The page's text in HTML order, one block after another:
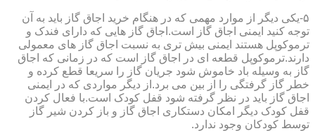
۵-یکی دیگر از موارد مهمی که در هنگام خرید اجاق گاز باید به آن
توجه کنید ایمنی اجاق گاز است.اجاق گاز هایی که دارای فندک و
ترموکوپل هستند ایمنی بیش تری به نسبت اجاق گاز های معمولی
دارند.ترموکوپل قطعه ای در اجاق گاز است که در زمانی که اجاق
گاز به وسیله باد خاموش شود جریان گاز را سریعا قطع کرده و
خطر گاز گرفتگی را از بین می برد.از دیگر مواردی که در ایمنی
اجاق گاز باید در نظر گرفته شود قفل کودک است.با فعال کردن
قفل کودک دیگر امکان دستکاری اجاق گاز و باز کردن شیر گاز
توسط کودکان وجود ندارد.